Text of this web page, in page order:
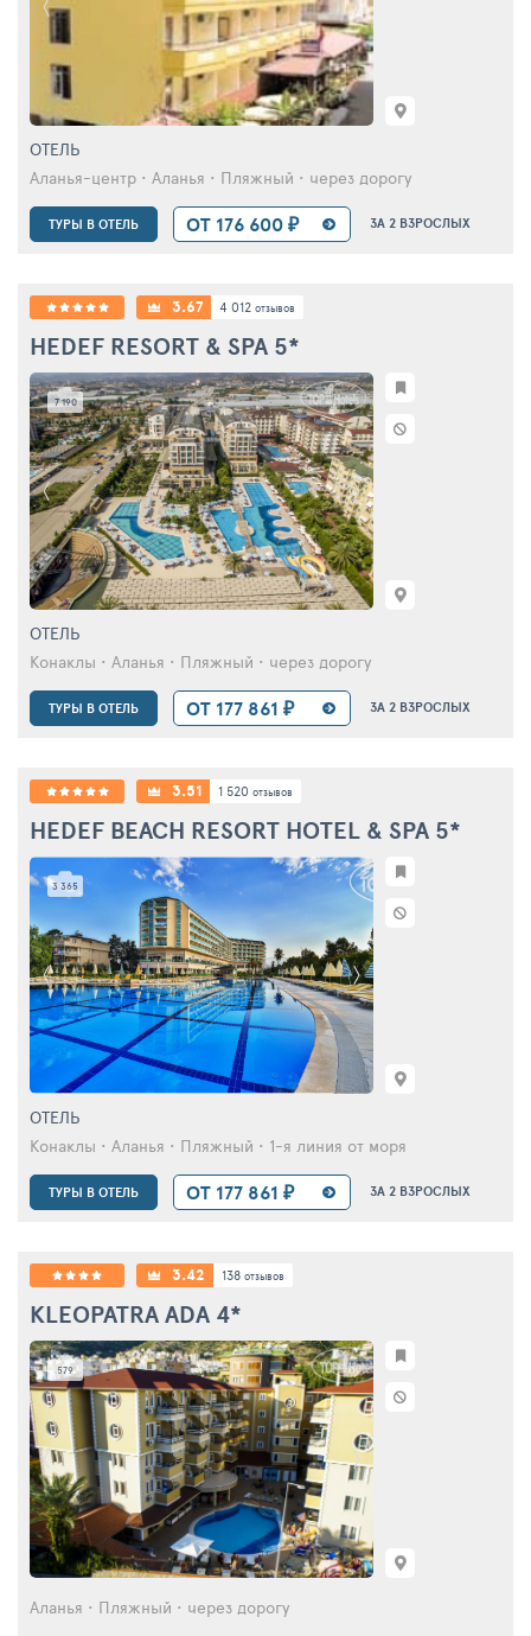
ОТЕЛЬ
Аланья-центр • Аланья • Пляжный • через дорогу
ТУРЫ В ОТЕЛЬ ОТ 176 600 ₽ ЗА 2 ВЗРОСЛЫХ
7 190
3.67 4 012 отзывов
HEDEF RESORT & SPA 5*
ОТЕЛЬ
Конаклы • Аланья • Пляжный • через дорогу
ТУРЫ В ОТЕЛЬ ОТ 177 861 ₽ ЗА 2 ВЗРОСЛЫХ
3 365
3.51 1 520 отзывов
HEDEF BEACH RESORT HOTEL & SPA 5*
ОТЕЛЬ
Конаклы • Аланья • Пляжный • 1-я линия от моря
ТУРЫ В ОТЕЛЬ ОТ 177 861 ₽ ЗА 2 ВЗРОСЛЫХ
579
3.42 138 отзывов
KLEOPATRA ADA 4*
Аланья • Пляжный • через дорогу